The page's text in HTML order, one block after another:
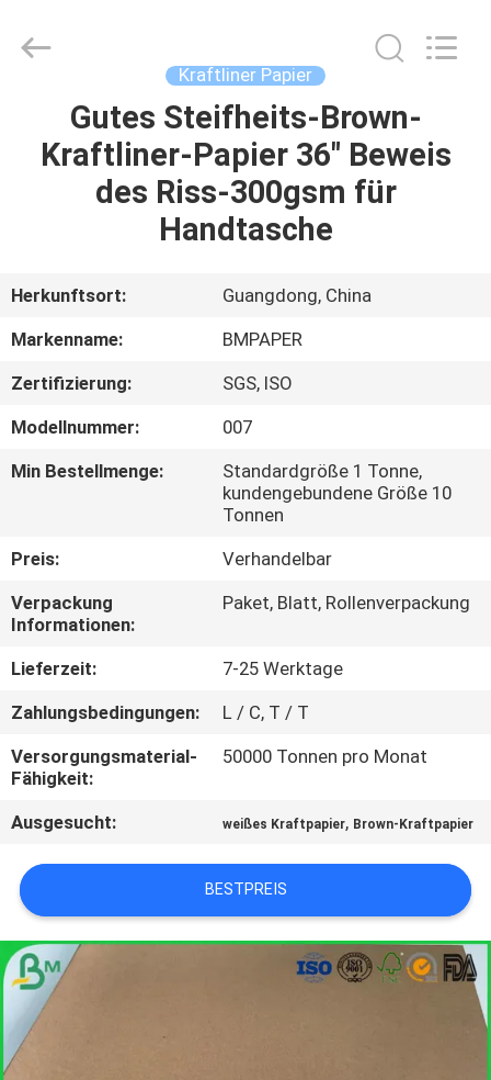
HAUSE
ÜBER
UNS
WERKSBESICHTIGUNG
QUALITÄTSKONTROLLE
KONTAKT
UNS
NEUIGKEITEN
RECHTSSACHEN
SITEMAP
DATENSCHUTZRICHTLINIE
CO.,LTD.
Kraftliner Papier
Gutes Steifheits-Brown-
Kraftliner-Papier 36" Beweis
des Riss-300gsm für
Handtasche
Herkunftsort:
Guangdong, China
Markenname:
BMPAPER
Zertifizierung:
SGS, ISO
Modellnummer:
007
Min Bestellmenge:
Standardgröße 1 Tonne,
kundengebundene Größe 10
Tonnen
Preis:
Verhandelbar
Verpackung
Informationen:
Paket, Blatt, Rollenverpackung
Lieferzeit:
7-25 Werktage
Zahlungsbedingungen:
L / C, T / T
Versorgungsmaterial-
Fähigkeit:
50000 Tonnen pro Monat
Ausgesucht: weißes Kraftpapier, Brown-Kraftpapier
BESTPREIS